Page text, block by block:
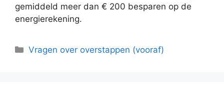
gemiddeld meer dan € 200 besparen op de
energierekening.
Categorieën
Vragen over overstappen (vooraf)